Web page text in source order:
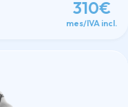
310€
mes/IVA incl.